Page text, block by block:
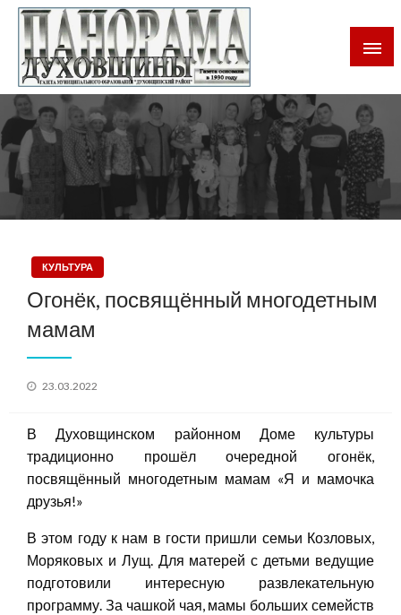
Панорама Духовщины
Газета Духовщинского района Смоленской области
КУЛЬТУРА
Огонёк, посвящённый многодетным
мамам
Posted
23.03.2022
В Духовщинском районном Доме культуры
традиционно прошёл очередной огонёк,
посвящённый многодетным мамам «Я и мамочка
друзья!»
В этом году к нам в гости пришли семьи Козловых,
Моряковых и Лущ. Для матерей с детьми ведущие
подготовили интересную развлекательную
программу. За чашкой чая, мамы больших семейств